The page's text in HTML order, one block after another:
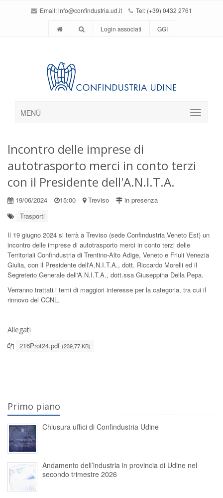
Email:info@confindustria.ud.it Tel: (+39) 0432 2761
Login associati GGI
MENÙ
Incontro delle imprese di
autotrasporto merci in conto terzi
con il Presidente dell'A.N.I.T.A.
19/06/2024 15:00 Treviso
in presenza
Trasporti
Il 19 giugno 2024 si terrà a Treviso (sede Confindustria Veneto Est) un
incontro delle imprese di autotrasporto merci in conto terzi delle
Territoriali Confindustria di Trentino-Alto Adige, Veneto e Friuli Venezia
Giulia, con il Presidente dell'A.N.I.T.A., dott. Riccardo Morelli ed il
Segreterio Generale dell'A.N.I.T.A., dott.ssa Giuseppina Della Pepa.
Verranno trattati i temi di maggiori interesse per la categoria, tra cui il
rinnovo del CCNL.
Allegati
216Prot24.pdf (239,77 KB)
Primo piano
Chiusura uffici di Confindustria Udine
Andamento dell’industria in provincia di Udine nel
secondo trimestre 2026